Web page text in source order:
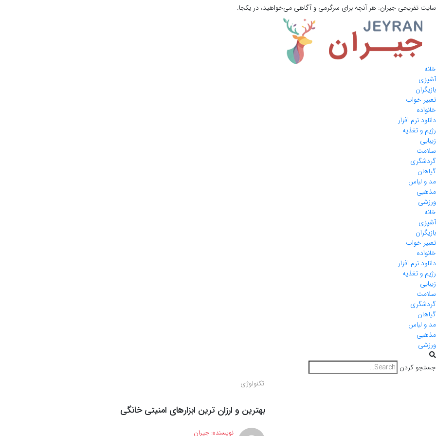
سایت تفریحی جیران: هر آنچه برای سرگرمی و آگاهی می‌خواهید، در یکجا.
خانه
آشپزی
بازیگران
تعبیر خواب
خانواده
دانلود نرم افزار
رژیم و تغذیه
زیبایی
سلامت
گردشگری
گیاهان
مد و لباس
مذهبی
ورزشی
خانه
آشپزی
بازیگران
تعبیر خواب
خانواده
دانلود نرم افزار
رژیم و تغذیه
زیبایی
سلامت
گردشگری
گیاهان
مد و لباس
مذهبی
ورزشی
جستجو کردن
تکنولوژی
بهترین و ارزان ترین ابزارهای امنیتی خانگی
نویسنده: جیران